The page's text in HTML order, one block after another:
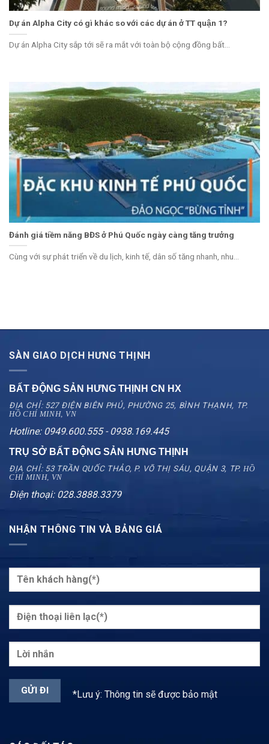
Dự án Alpha City có gì khác so với các dự án ở TT quận 1?
Dự án Alpha City sắp tới sẽ ra mắt với toàn bộ cộng đồng bất...
Đánh giá tiềm năng BĐS ở Phú Quốc ngày càng tăng trưởng
Cùng với sự phát triển về du lịch, kinh tế, dân số tăng nhanh, nhu...
SÀN GIAO DỊCH HƯNG THỊNH
BẤT ĐỘNG SẢN HƯNG THỊNH CN HX
ĐỊA CHỈ: 527 ĐIỆN BIÊN PHỦ, PHƯỜNG 25, BÌNH THẠNH, TP.
HỒ CHÍ MINH, VN
Hotline: 0949.600.555 - 0938.169.445
TRỤ SỞ BẤT ĐỘNG SẢN HƯNG THỊNH
ĐỊA CHỈ: 53 TRẦN QUỐC THẢO, P. VÕ THỊ SÁU, QUẬN 3, TP.HỒ
CHÍ MINH, VN
Điện thoại: 028.3888.3379
NHẬN THÔNG TIN VÀ BẢNG GIÁ
*Lưu ý: Thông tin sẽ được bảo mật